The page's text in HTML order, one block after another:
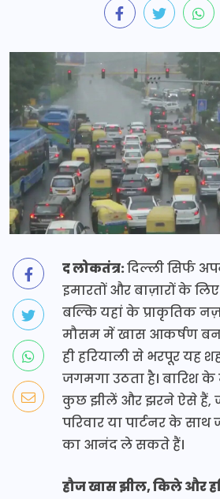
द लोकतंत्र:दिल्ली सिर्फ
इमारतों और बाज़ारों के
बल्कि यहां के प्राकृतिक
मौसम में खास आकर्षण
ही हरियाली से भरपूर यह
जगमगा उठता है। बारिश
कुछ झीलें और झरने ऐसे हैं,
परिवार या पार्टनर के
का आनंद ले सकते हैं।
हौज खास झील, किले और